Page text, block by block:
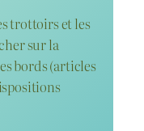
trottoirs et les
sur la
bords (articles